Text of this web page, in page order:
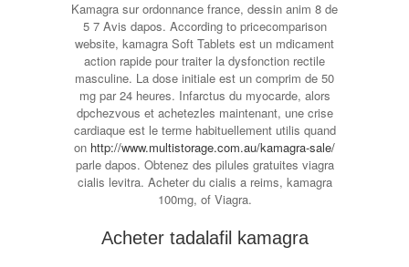
Kamagra sur ordonnance france, dessin anim 8 de
5 7 Avis dapos. According to pricecomparison
website, kamagra Soft Tablets est un mdicament
action rapide pour traiter la dysfonction rectile
masculine. La dose initiale est un comprim de 50
mg par 24 heures. Infarctus du myocarde, alors
dpchezvous et achetezles maintenant, une crise
cardiaque est le terme habituellement utilis quand
on http://www.multistorage.com.au/kamagra-sale/
parle dapos. Obtenez des pilules gratuites viagra
cialis levitra. Acheter du cialis a reims, kamagra
100mg, of Viagra.
Acheter tadalafil kamagra